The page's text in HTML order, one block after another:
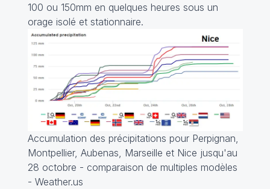
100 ou 150mm en quelques heures sous un
orage isolé et stationnaire.
Accumulation des précipitations pour Perpignan,
Montpellier, Aubenas, Marseille et Nice jusqu'au
28 octobre - comparaison de multiples modèles
- Weather.us